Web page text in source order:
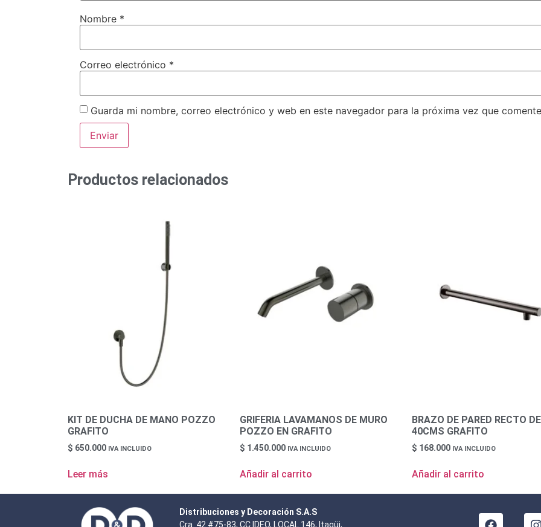
Nombre *
Correo electrónico *
Guarda mi nombre, correo electrónico y web en este navegador para la próxima vez que
Productos relacionados
KIT DE DUCHA DE MANO POZZO
GRAFITO
$ 650.000 IVA INCLUIDO
Leer más
GRIFERIA LAVAMANOS DE MURO
POZZO EN GRAFITO
$ 1.450.000 IVA INCLUIDO
Añadir al carrito
BRAZO DE PARED RECTO DE
40CMS GRAFITO
$ 168.000 IVA INCLUIDO
Añadir al carrito
Distribuciones y Decoración S.A.S
Cra. 42 #75-83, CC IDEO, LOCAL 146, Itagüi,